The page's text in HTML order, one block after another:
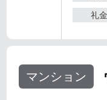
礼金
マンション